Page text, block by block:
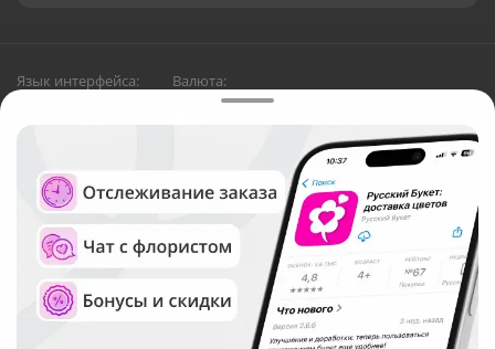
Язык интерфейса: Валюта:
Служба круглосуточной доставки цветов в Южно-
Сахалинске
Русский Букет, 2026
Общество с ограниченной ответственностью «Технология»
ОГРН: 1195476081745, ИНН: 5410081997
Юридический адрес: г. Новосибирск, ул. Ипподромская,